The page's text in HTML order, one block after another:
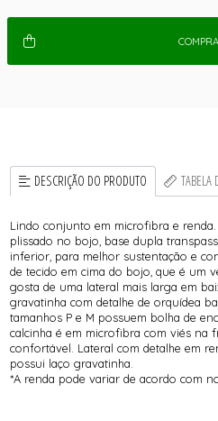
DESCRIÇÃO DO PRODUTO TABELA
Lindo conjunto em microfibra e
plissado no bojo, base dupla
inferior, para melhor sustentação e
de tecido em cima do bojo, que é um
gosta de uma lateral mais larga em
gravatinha com detalhe de orquídea
tamanhos P e M possuem bolha de
calcinha é em microfibra com viés na
confortável. Lateral com detalhe em
possui laço gravatinha.
*A renda pode variar de acordo com